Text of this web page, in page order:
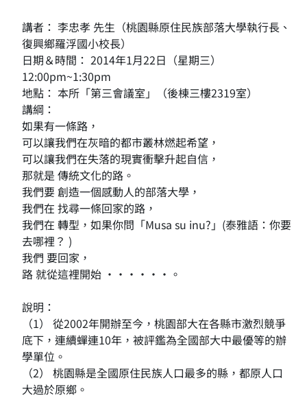
講者： 李忠孝 先生（桃園縣原住民族部落大學執行長、
復興鄉羅浮國小校長）
日期＆時間： 2014年1月22日（星期三）
12:00pm~1:30pm
地點： 本所「第三會議室」（後棟三樓2319室）
講綱：
如果有一條路，
可以讓我們在灰暗的都市叢林燃起希望，
可以讓我們在失落的現實衝擊升起自信，
那就是 傳統文化的路。
我們要 創造一個感動人的部落大學，
我們在 找尋一條回家的路，
我們在 轉型，如果你問「Musa su inu?」(泰雅語：你要
去哪裡？ )
我們 要回家，
路 就從這裡開始 ······。
說明：
（1） 從2002年開辦至今，桃園部大在各縣市激烈競爭
底下，連續蟬連10年，被評鑑為全國部大中最優等的辦
學單位。
（2） 桃園縣是全國原住民族人口最多的縣，都原人口
大過於原鄉。